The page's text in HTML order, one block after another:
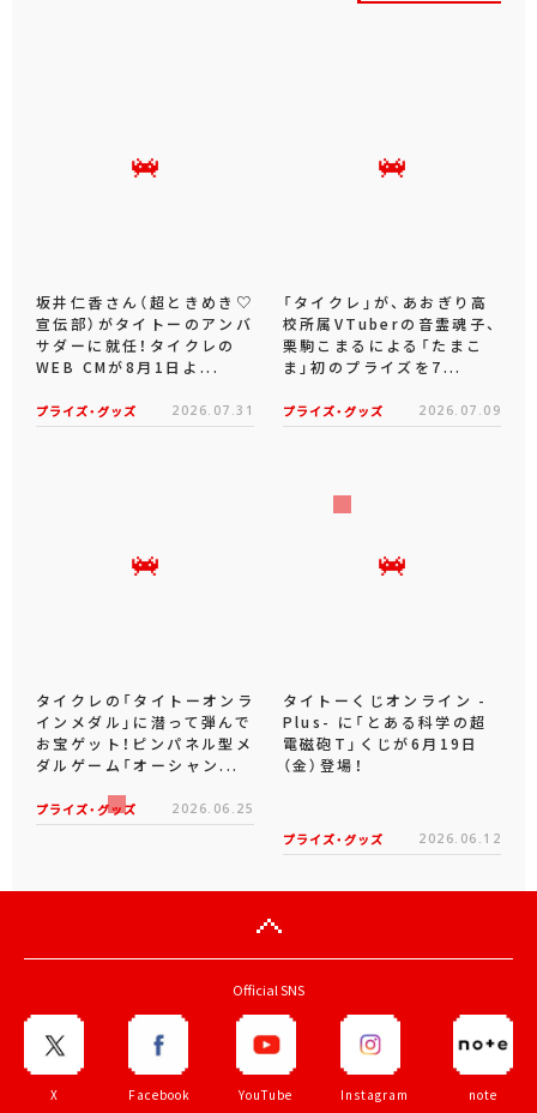
坂井仁香さん（超ときめき♡
宣伝部）がタイトーのアンバ
サダーに就任！タイクレの
WEB CMが8月1日よ...
プライズ・グッズ 2026.07.31
「タイクレ」が、あおぎり高
校所属VTuberの音霊魂子、
栗駒こまるによる「たまこ
ま」初のプライズを7...
プライズ・グッズ 2026.07.09
タイクレの「タイトーオンラ
インメダル」に潜って弾んで
お宝ゲット！ピンパネル型メ
ダルゲーム「オーシャン...
プライズ・グッズ 2026.06.25
タイトーくじオンライン -
Plus- に「とある科学の超
電磁砲T」くじが6月19日
（金）登場！
プライズ・グッズ 2026.06.12
Official SNS
X Facebook YouTube Instagram note